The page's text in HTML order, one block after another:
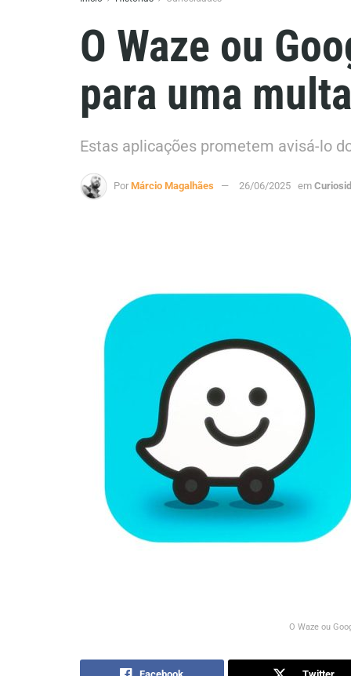
O Waze ou
para uma
Estas aplicações prometem avisá-lo
Por Márcio Magalhães 26/06/2025 em
O Waze ou